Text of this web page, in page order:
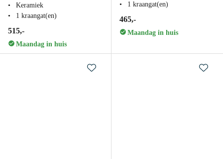
Keramiek
1 kraangat(en)
515,-
Maandag in huis
1 kraangat(en)
465,-
Maandag in huis